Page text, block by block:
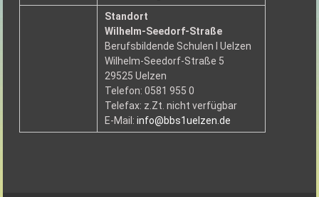
Standort
Wilhelm-Seedorf-Straße
Berufsbildende Schulen I Uelzen
Wilhelm-Seedorf-Straße 5
29525 Uelzen
Telefon: 0581 955 0
Telefax: z.Zt. nicht verfügbar
E-Mail:info@bbs1uelzen.de